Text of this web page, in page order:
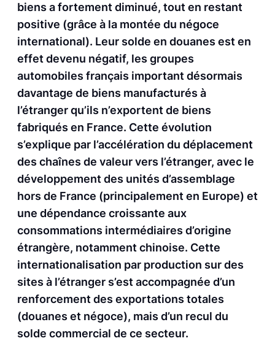
biens a fortement diminué, tout en restant
positive (grâce à la montée du négoce
international). Leur solde en douanes est en
effet devenu négatif, les groupes
automobiles français important désormais
davantage de biens manufacturés à
l’étranger qu’ils n’exportent de biens
fabriqués en France. Cette évolution
s’explique par l’accélération du déplacement
des chaînes de valeur vers l’étranger, avec le
développement des unités d’assemblage
hors de France (principalement en Europe) et
une dépendance croissante aux
consommations intermédiaires d’origine
étrangère, notamment chinoise. Cette
internationalisation par production sur des
sites à l’étranger s’est accompagnée d’un
renforcement des exportations totales
(douanes et négoce), mais d’un recul du
solde commercial de ce secteur.